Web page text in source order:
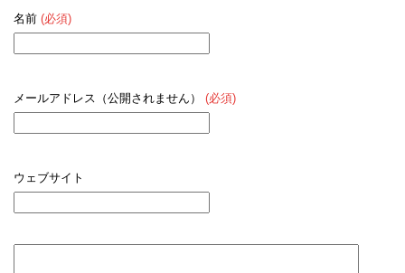
名前 (必須)
メールアドレス（公開されません） (必須)
ウェブサイト